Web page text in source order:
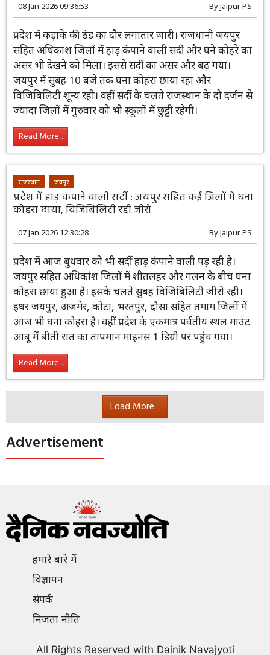
Read More...
राजस्थान जयपुर Top-News
प्रदेश में कड़ाके की ठंड, कई जिलों में छाया कोहरा : आबू में
पहुंचा पारा माइनस में, अगले तीन दिन रहेगा कोहरे और
शीतलहर का असर
08 Jan 2026 09:36:53
प्रदेश में कड़ाके की ठंड का दौर लगातार जारी।
देखने को मिला। इससे सर्दी का असर और बढ़ गया। जयपुर में सुबह
10 बजे तक घना कोहरा छाया रहा और विजिबिलिटी शून्य रही।
वहीं सर्दी के चलते राजस्थान के दो दर्जन से ज्यादा जिलों में गुरुवार
को भी स्कूलों में छुट्टी रहेगी।
Read More...
राजस्थान जयपुर
प्रदेश में हाड़ कंपाने वाली सर्दी : जयपुर सहित कई जिलों में घना
कोहरा छाया, विजिबिलिटी रही जीरो
07 Jan 2026 12:30:28
प्रदेश में आज बुधवार को भी सर्दी हाड़ कंपाने
वाली पड़ रही है। जयपुर सहित अधिकांश जिलों
में शीतलहर और गलन के बीच घना कोहरा छाया
हुआ है। इसके चलते सुबह विजिबिलिटी जीरो रही। इधर जयपुर,
अजमेर, कोटा, भरतपुर, दौसा सहित तमाम जिलों में आज भी घना
Read More...
Advertisement